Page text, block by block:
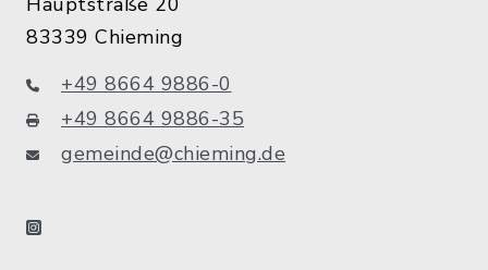
83339 Chieming
+49 8664 9886-0
+49 8664 9886-35
gemeinde@chieming.de
instagram